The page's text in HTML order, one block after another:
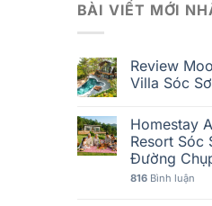
BÀI VIẾT MỚI
Review
Villa Sóc
Homestay
Resort Sóc
Đường
816Bình luận